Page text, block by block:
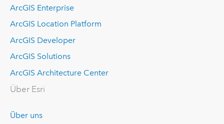
ArcGIS Enterprise
ArcGIS Location Platform
ArcGIS Developer
ArcGIS Solutions
ArcGIS Architecture Center
Über Esri
Über uns